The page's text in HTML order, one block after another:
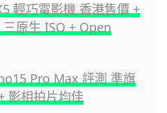
輕巧電影機 香港售價 +
原生 ISO + Open
Pro Max 評測 準旗
影相拍片均佳